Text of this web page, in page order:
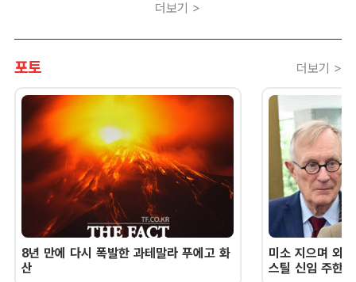
더보기 >
포토 더보기 >
8년 만에 다시 폭발한 과테말라 푸에고 화
산
미소 지으며 외
스틸 신임 주한